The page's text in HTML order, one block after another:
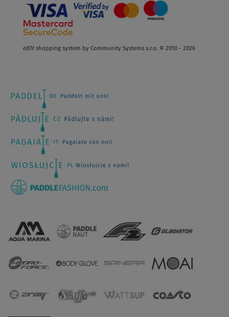
eJOY shopping system by Community Systems s.r.o. © 2010 - 2026